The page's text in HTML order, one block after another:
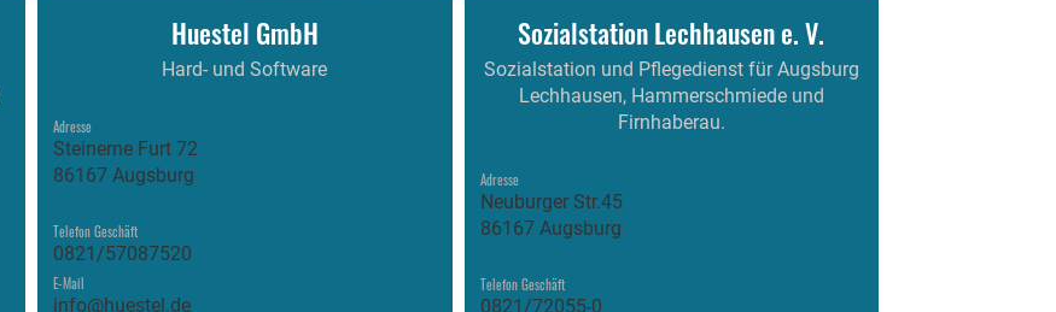
Huestel GmbH
Hard- und Software
Adresse
Steinerne Furt 72
86167 Augsburg
Telefon Geschäft
0821/57087520
E-Mail
info@huestel.de
Sozialstation Lechhausen e. V.
Sozialstation und Pflegedienst für Augsburg
Lechhausen, Hammerschmiede und
Firnhaberau.
Adresse
Neuburger Str.45
86167 Augsburg
Telefon Geschäft
0821/72055-0